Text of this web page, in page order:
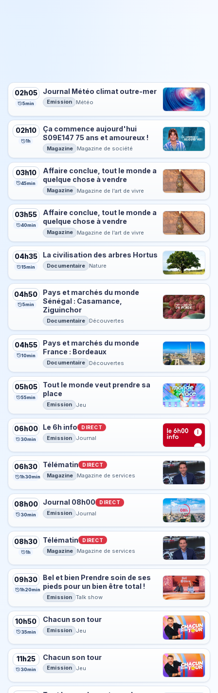
02h05
5min
Journal Météo climat outre-mer
Emission Météo
02h10
1h
Ça commence aujourd'hui
S09E147 75 ans et amoureux !
Magazine Magazine de société
03h10
45min
Affaire conclue, tout le monde a
quelque chose à vendre
Magazine Magazine de l'art de vivre
03h55
40min
Affaire conclue, tout le monde a
quelque chose à vendre
Magazine Magazine de l'art de vivre
04h35
15min
La civilisation des arbres Hortus
Documentaire Nature
04h50
5min
Pays et marchés du monde
Sénégal : Casamance,
Ziguinchor
Documentaire Découvertes
04h55
10min
Pays et marchés du monde
France : Bordeaux
Documentaire Découvertes
05h05
55min
Tout le monde veut prendre sa
place
Emission Jeu
06h00
30min
Le 6h info DIRECT
Emission Journal
06h30
1h30min
Télématin DIRECT
Magazine Magazine de services
08h00
30min
Journal 08h00 DIRECT
Emission Journal
08h30
1h
Télématin DIRECT
Magazine Magazine de services
09h30
1h20min
Bel et bien Prendre soin de ses
pieds pour un bien être total !
Emission Talk show
10h50
35min
Chacun son tour
Emission Jeu
11h25
30min
Chacun son tour
Emission Jeu